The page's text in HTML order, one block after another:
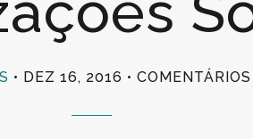
DEZ 16, 2016